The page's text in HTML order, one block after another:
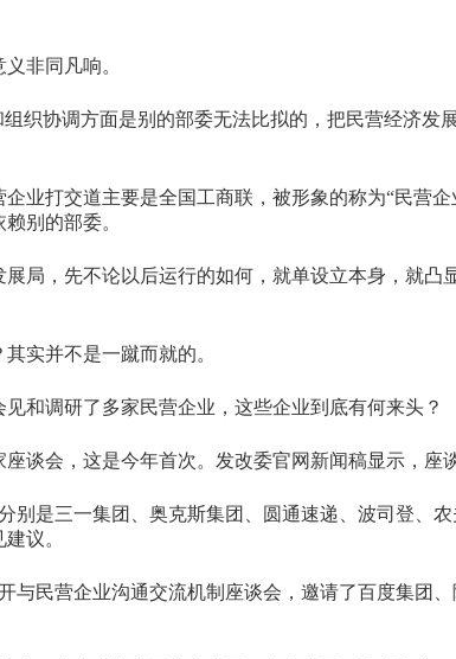
非同凡响。
织协调方面是别的部委无法比拟的，把民营经济发
业打交道主要是全国工商联，被形象的称为“民营
别的部委。
局，先不论以后运行的如何，就单设立本身，就凸
实并不是一蹴而就的。
和调研了多家民营企业，这些企业到底有何来头？
谈会，这是今年首次。发改委官网新闻稿显示，座
别是三一集团、奥克斯集团、圆通速递、波司登、
议。
与民营企业沟通交流机制座谈会，邀请了百度集团